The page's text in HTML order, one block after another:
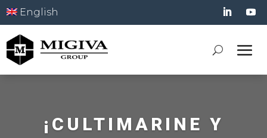
English
¡CULTIMARINE Y